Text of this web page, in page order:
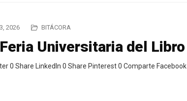
2026 BITÁCORA
Universitaria del Libro
0 Share LinkedIn 0 Share Pinterest 0 Comparte Facebook